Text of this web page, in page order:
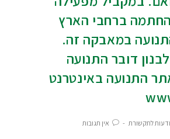
החתמה ברחבי הארץ
במאבקה זה.
דובר התנועה
אתר התנועה באינטרנט
לתקשורת אין תגובות